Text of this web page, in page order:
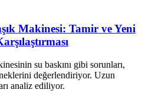
Makinesi: Tamir ve Yeni
su baskını gibi sorunları,
değerlendiriyor. Uzun
analiz ediliyor.